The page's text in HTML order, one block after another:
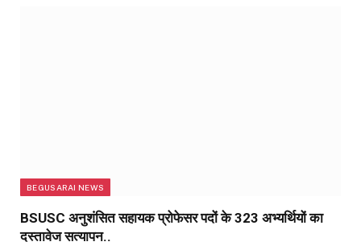
BEGUSARAI NEWS
BSUSC अनुशंसित सहायक प्रोफेसर पदों के 323 अभ्यर्थियों का
दस्तावेज सत्यापन..